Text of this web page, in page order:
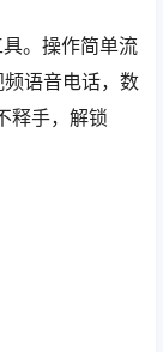
。操作简单流
语音电话，数
释手，解锁